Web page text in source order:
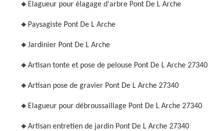
Elagueur pour élagage d'arbre Pont De L Arche
Paysagiste Pont De L Arche
Jardinier Pont De L Arche
Artisan tonte et pose de pelouse Pont De L Arche 27340
Artisan pose de gravier Pont De L Arche 27340
Elagueur pour débroussaillage Pont De L Arche 27340
Artisan entretien de jardin Pont De L Arche 27340